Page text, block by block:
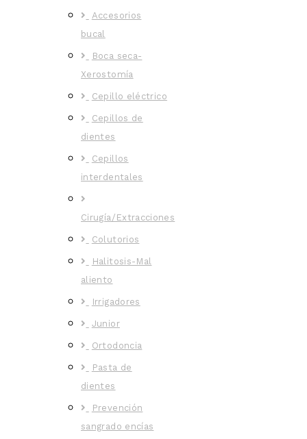
Accesorios
bucal
Boca seca-
Xerostomía
Cepillo eléctrico
Cepillos de
dientes
Cepillos
interdentales
Cirugía/Extracciones
Colutorios
Halitosis-Mal
aliento
Irrigadores
Junior
Ortodoncia
Pasta de
dientes
Prevención
sangrado encías